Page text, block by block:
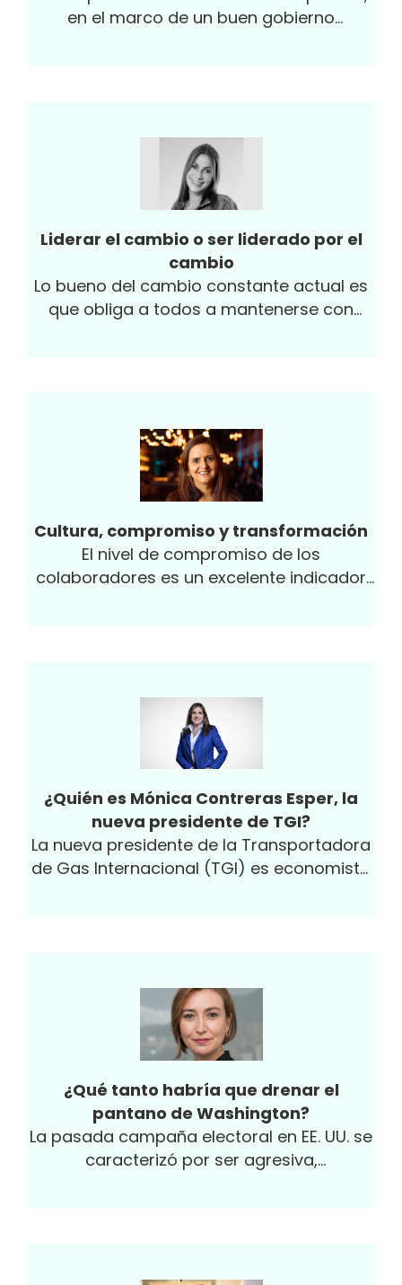
en el marco de un buen gobierno
Liderar el cambio o ser liderado por el
cambio
Lo bueno del cambio constante actual es
que obliga a todos a mantenerse con
Cultura, compromiso y transformación
El nivel de compromiso de los
colaboradores es un excelente indicador
¿Quién es Mónica Contreras Esper, la
nueva presidente de TGI?
La nueva presidente de la Transportadora
de Gas Internacional (TGI) es economista
¿Qué tanto habría que drenar el
pantano de Washington?
La pasada campaña electoral en EE. UU. se
caracterizó por ser agresiva,
a manifestaciones en las calles sin